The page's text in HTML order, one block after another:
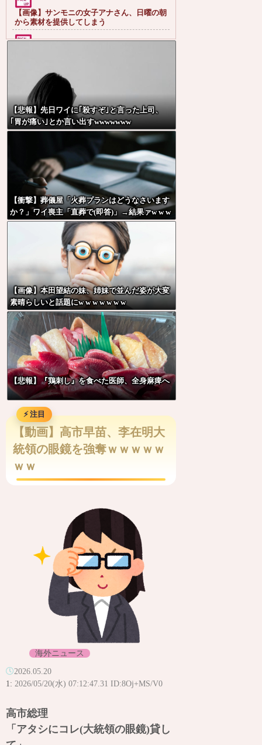
【画像】サンモニの女子アナさん、日曜の朝
から素材を提供してしまう
森山みなみアナ、胸元から谷間を見せつける
お辞儀GIF祭り
【閲覧注意】心霊写真史上一番怖い心霊写真
がコチラ
ライチュウ「ピチューとピカチュウより圧倒
的に強いですｗｗｗｗ」←こいつが不人気な
理由
【悲報】取引先専務「Aを20個注文する」
ぼく「いつも1～2個しか使わないけど本当に
20であってる？」 取...
広末涼子さん 病気を患っていた・・・
【最新版】日本の『都会度ランキング』がこ
ちらwwwwwwwwwwwwwwwwwwwwwwww
【悲報】火垂るの墓を見た小学生「おばさん
がいじわる」←これ、年代とともに変わって
いくよな…
【動画】世界一過酷なオフロードレースのコ
ース設計が絶対におかしい（笑）
カーが怖いｗｗｗｗ
【動画】これは怖い。三重の国道23号で撮影
された避けようがないもらい事故の瞬間。
【悲報】先日ワイに｢殺すぞ｣と言った上司、
｢胃が痛い｣とか言い出すwwwwwww
【衝撃】葬儀屋「火葬プランはどうなさいます
か？」ワイ喪主「直葬で(即答)」→結果ァw w w
w w w w w w w
【画像】本田望結の妹、姉妹で並んだ姿が大変
素晴らしいと話題にw w w w w w w
【悲報】『鶏刺し』を食べた医師、全身麻痺へ
【動画】高市早苗、李在明大
統領の眼鏡を強奪ｗｗｗｗｗ
ｗｗ
海外ニュース
2026.05.20
1: 2026/05/20(水) 07:12:47.31 ID:8Oj+MS/V0
高市総理
「アタシにコレ(大統領の眼鏡)貸し